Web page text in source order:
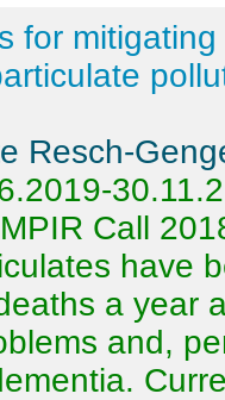
for
Resch-
Call
have
a year
and,